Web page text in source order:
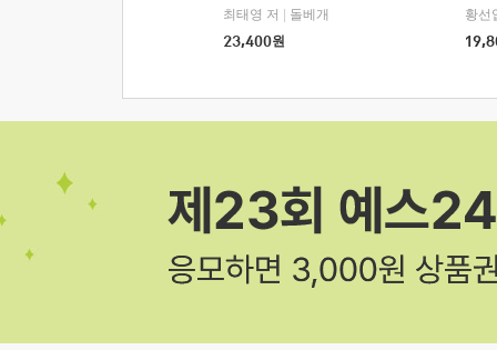
최태영 저
돌베개
23,400원
황선